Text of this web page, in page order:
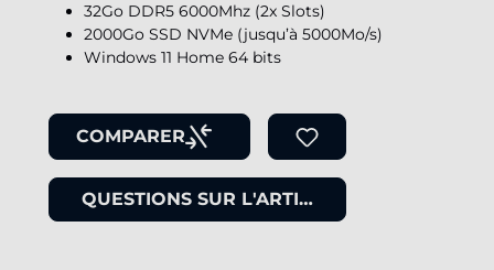
32Go DDR5 6000Mhz (2x Slots)
2000Go SSD NVMe (jusqu’à 5000Mo/s)
Windows 11 Home 64 bits
COMPARER
QUESTIONS SUR L'ARTICLE